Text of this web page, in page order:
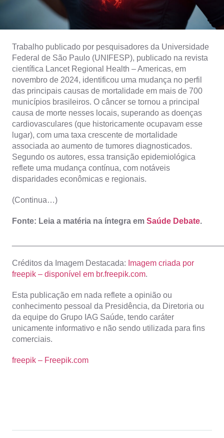
Trabalho publicado por pesquisadores da Universidade
Federal de São Paulo (UNIFESP), publicado na revista
científica Lancet Regional Health – Americas, em
novembro de 2024, identificou uma mudança no perfil
das principais causas de mortalidade em mais de 700
municípios brasileiros. O câncer se tornou a principal
causa de morte nesses locais, superando as doenças
cardiovasculares (que historicamente ocupavam esse
lugar), com uma taxa crescente de mortalidade
associada ao aumento de tumores diagnosticados.
Segundo os autores, essa transição epidemiológica
reflete uma mudança contínua, com notáveis
disparidades econômicas e regionais.
(Continua…)
Fonte: Leia a matéria na íntegra em Saúde Debate.
Créditos da Imagem Destacada: Imagem criada por
freepik – disponível em br.freepik.com.
Esta publicação em nada reflete a opinião ou
conhecimento pessoal da Presidência, da Diretoria ou
da equipe do Grupo IAG Saúde, tendo caráter
unicamente informativo e não sendo utilizada para fins
comerciais.
freepik – Freepik.com